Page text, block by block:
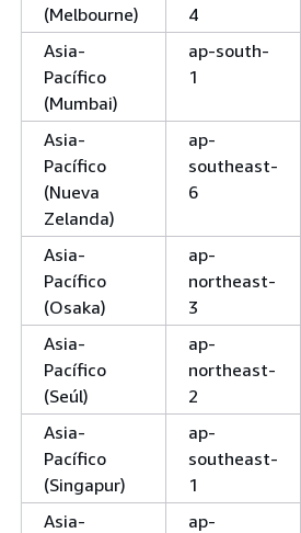
(Melbourne)
4
Asia-
Pacífico
(Mumbai)
ap-south-
1
Asia-
Pacífico
(Nueva
Zelanda)
ap-
southeast-
6
Asia-
Pacífico
(Osaka)
ap-
northeast-
3
Asia-
Pacífico
(Seúl)
ap-
northeast-
2
Asia-
Pacífico
(Singapur)
ap-
southeast-
1
Asia-
ap-